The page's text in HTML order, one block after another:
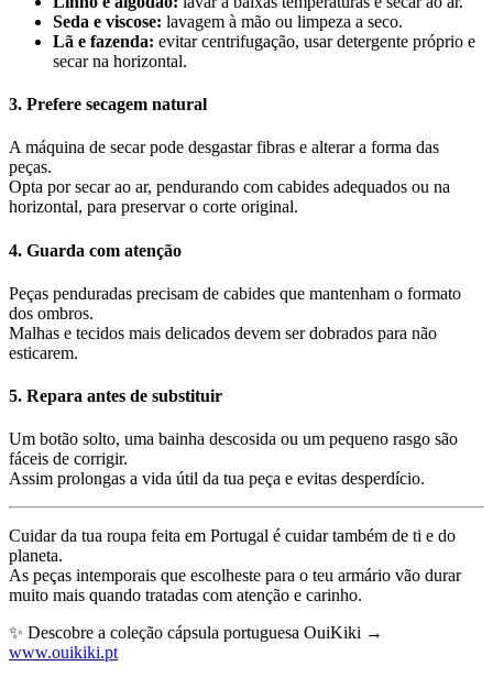
Seda e viscose: lavagem à mão ou limpeza a seco.
Lã e fazenda: evitar centrifugação, usar detergente próprio e
secar na horizontal.
3. Prefere secagem natural
A máquina de secar pode desgastar fibras e alterar a forma das
peças.
Opta por secar ao ar, pendurando com cabides adequados ou na
horizontal, para preservar o corte original.
4. Guarda com atenção
Peças penduradas precisam de cabides que mantenham o formato
dos ombros.
Malhas e tecidos mais delicados devem ser dobrados para não
esticarem.
5. Repara antes de substituir
Um botão solto, uma bainha descosida ou um pequeno rasgo são
fáceis de corrigir.
Assim prolongas a vida útil da tua peça e evitas desperdício.
Cuidar da tua roupa feita em Portugal é cuidar também de ti e do
planeta.
As peças intemporais que escolheste para o teu armário vão durar
muito mais quando tratadas com atenção e carinho.
✨ Descobre a coleção cápsula portuguesa OuiKiki →
www.ouikiki.pt